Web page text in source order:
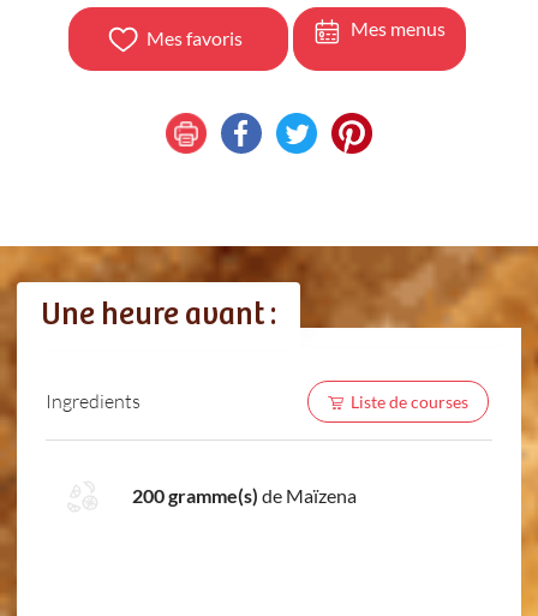
Mes favoris Mes menus
Une heure avant :
Ingredients Liste de courses
200 gramme(s) de Maïzena